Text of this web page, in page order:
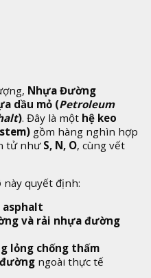
Nhựa Đường
dầu mỏ (Petroleum
). Đây là một hệ keo
gồm hàng nghìn hợp
tử như S, N, O, cùng vết
này quyết định:
và rải nhựa đường
lỏng chống thấm
ngoài thực tế